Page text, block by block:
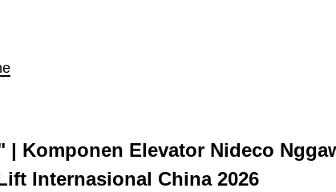
| Komponen Elevator Nideco
Internasional China 2026